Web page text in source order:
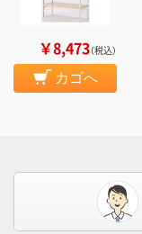
￥8,473（税込）
カゴへ